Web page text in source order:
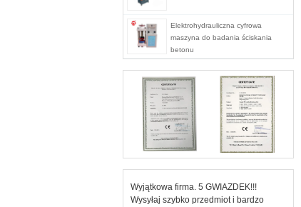
Elektrohydrauliczna cyfrowa
maszyna do badania ściskania
betonu
Wyjątkowa firma. 5 GWIAZDEK!!!
Wysyłaj szybko przedmiot i bardzo